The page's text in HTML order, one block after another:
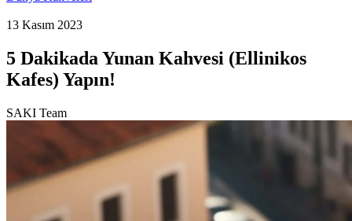
13 Kasım 2023
5 Dakikada Yunan Kahvesi (Ellinikos
Kafes) Yapın!
SAKI Team